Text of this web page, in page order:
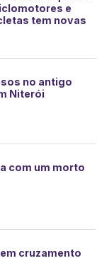
e
tem novas
no antigo
Niterói
com um morto
cruzamento